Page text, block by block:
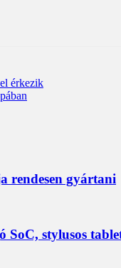
érkezik
rendesen gyártani
SoC, stylusos